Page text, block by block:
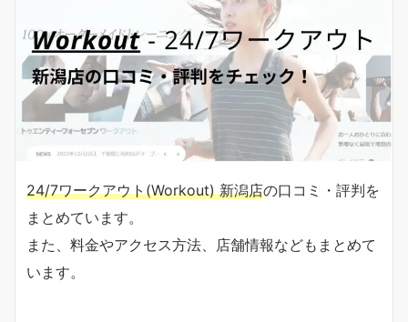
24/7ワークアウト(Workout) 新潟店の口コミ・評判を
まとめています。
また、料金やアクセス方法、店舗情報などもまとめて
います。